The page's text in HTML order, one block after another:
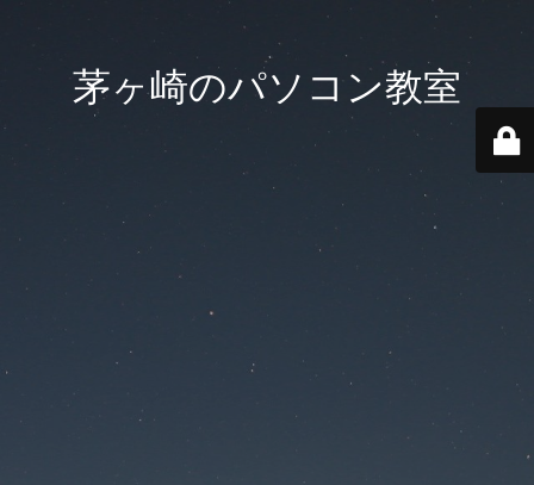
茅ヶ崎のパソコン教室